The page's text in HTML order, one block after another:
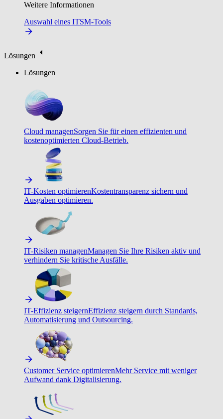
Weitere Informationen
Auswahl eines ITSM-Tools
Lösungen
Lösungen
Cloud managenSorgen Sie für einen effizienten und
kostenoptimierten Cloud-Betrieb.
IT-Kosten optimierenKostentransparenz sichern und
Ausgaben optimieren.
IT-Risiken managenManagen Sie Ihre Risiken aktiv und
verhindern Sie kritische Ausfälle.
IT-Effizienz steigernEffizienz steigern durch Standards,
Automatisierung und Outsourcing.
Customer Service optimierenMehr Service mit weniger
Aufwand dank Digitalisierung.